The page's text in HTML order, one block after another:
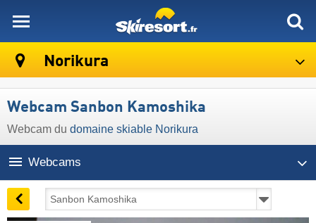
Norikura
Webcam Sanbon Kamoshika
Webcam du domaine skiable Norikura
Webcams